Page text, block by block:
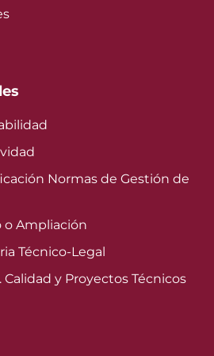
Normas de Gestión de
o Ampliación
Técnico-Legal
y Proyectos Técnicos